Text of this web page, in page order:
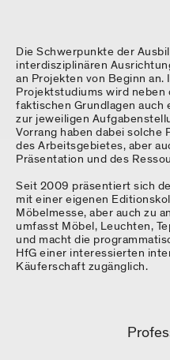
Die Schwerpunkte der
interdisziplinären
an Projekten von Beginn
Projektstudiums wird neben
faktischen Grundlagen
zur jeweiligen
Vorrang haben dabei solche
des Arbeitsgebietes, aber
Präsentation und des
Seit 2009 präsentiert sich
mit einer eigenen
Möbelmesse, aber auch zu
umfasst Möbel, Leuchten,
und macht die
HfG einer interessierten
Käuferschaft zugänglich.